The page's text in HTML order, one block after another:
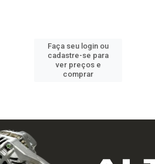
Faça seu login ou
cadastre-se para
ver preços e
comprar